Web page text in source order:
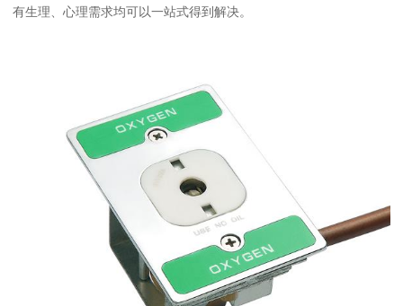
有生理、心理需求均可以一站式得到解决。